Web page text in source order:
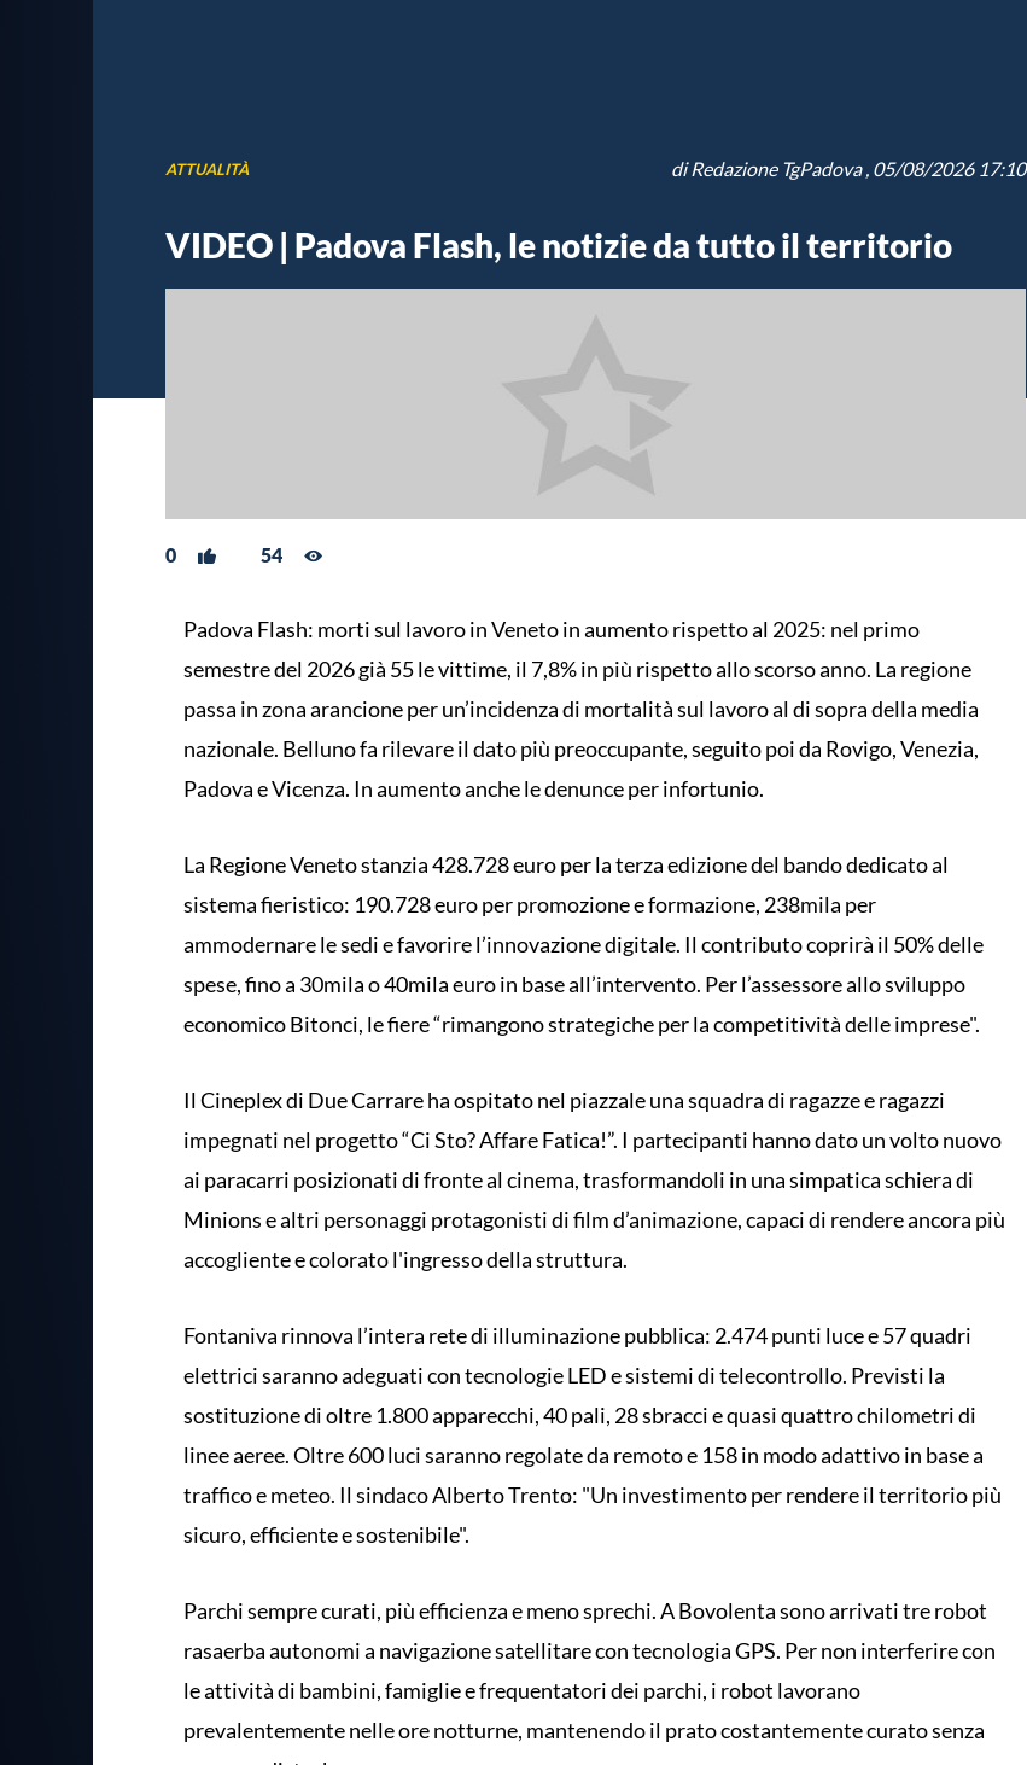
ATTUALITÀ diRedazione TgPadova, 05/08/2026 17:10
VIDEO | Padova Flash, le notizie da tutto il territorio
0 54
Padova Flash: morti sul lavoro in Veneto in aumento rispetto al 2025: nel primo
semestre del 2026 già 55 le vittime, il 7,8% in più rispetto allo scorso anno. La regione
passa in zona arancione per un’incidenza di mortalità sul lavoro al di sopra della media
nazionale. Belluno fa rilevare il dato più preoccupante, seguito poi da Rovigo, Venezia,
Padova e Vicenza. In aumento anche le denunce per infortunio.
La Regione Veneto stanzia 428.728 euro per la terza edizione del bando dedicato al
sistema fieristico: 190.728 euro per promozione e formazione, 238mila per
ammodernare le sedi e favorire l’innovazione digitale. Il contributo coprirà il 50% delle
spese, fino a 30mila o 40mila euro in base all’intervento. Per l’assessore allo sviluppo
economico Bitonci, le fiere “rimangono strategiche per la competitività delle imprese".
Il Cineplex di Due Carrare ha ospitato nel piazzale una squadra di ragazze e ragazzi
impegnati nel progetto “Ci Sto? Affare Fatica!”. I partecipanti hanno dato un volto nuovo
ai paracarri posizionati di fronte al cinema, trasformandoli in una simpatica schiera di
Minions e altri personaggi protagonisti di film d’animazione, capaci di rendere ancora più
accogliente e colorato l'ingresso della struttura.
Fontaniva rinnova l’intera rete di illuminazione pubblica: 2.474 punti luce e 57 quadri
elettrici saranno adeguati con tecnologie LED e sistemi di telecontrollo. Previsti la
sostituzione di oltre 1.800 apparecchi, 40 pali, 28 sbracci e quasi quattro chilometri di
linee aeree. Oltre 600 luci saranno regolate da remoto e 158 in modo adattivo in base a
traffico e meteo. Il sindaco Alberto Trento: "Un investimento per rendere il territorio più
sicuro, efficiente e sostenibile".
Parchi sempre curati, più efficienza e meno sprechi. A Bovolenta sono arrivati tre robot
rasaerba autonomi a navigazione satellitare con tecnologia GPS. Per non interferire con
le attività di bambini, famiglie e frequentatori dei parchi, i robot lavorano
prevalentemente nelle ore notturne, mantenendo il prato costantemente curato senza